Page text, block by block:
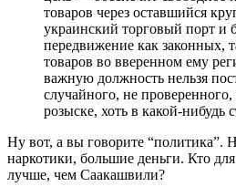
товаров через оставшийся
украинский торговый порт и
передвижение как законных,
товаров во вверенном ему
важную должность нельзя
случайного, не
розыске, хоть в какой-нибудь
Ну вот, а вы говорите “политика”.
наркотики, большие деньги. Кто
лучше, чем Саакашвили?